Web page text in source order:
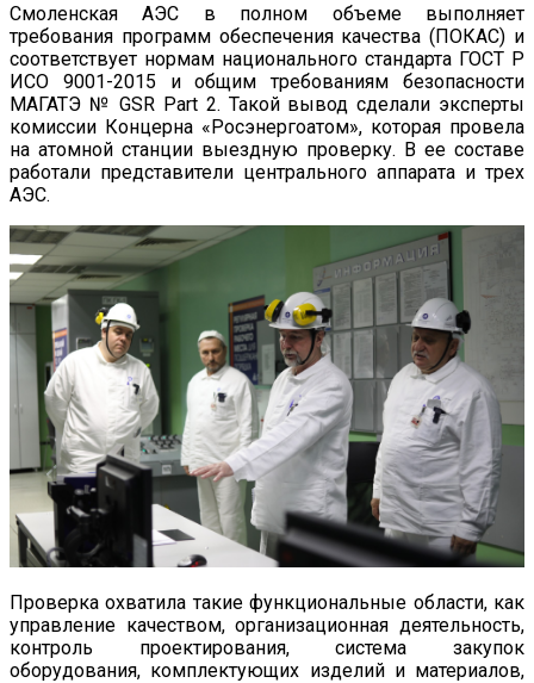
Смоленская АЭС в полном объеме выполняет
требования программ обеспечения качества (ПОКАС) и
соответствует нормам национального стандарта ГОСТ Р
ИСО 9001-2015 и общим требованиям безопасности
МАГАТЭ № GSR Part 2. Такой вывод сделали эксперты
комиссии Концерна «Росэнергоатом», которая провела
на атомной станции выездную проверку. В ее составе
работали представители центрального аппарата и трех
АЭС.
Проверка охватила такие функциональные области, как
управление качеством, организационная деятельность,
контроль проектирования, система закупок
оборудования, комплектующих изделий и материалов,